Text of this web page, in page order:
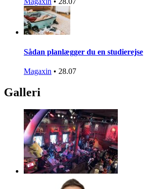
Sådan planlægger du en studierejse
Magaxin • 28.07
Galleri